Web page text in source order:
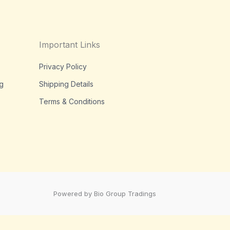
Important Links
Privacy Policy
Shipping Details
Terms & Conditions
Powered by Bio Group Tradings